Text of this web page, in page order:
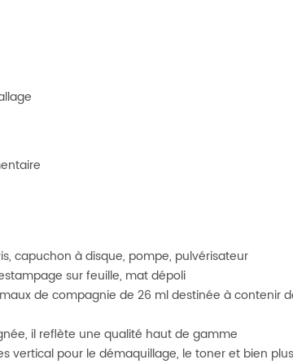
capuchon à disque, pompe, pulvérisateur
sur feuille, mat dépoli
de compagnie de 26 ml destinée à contenir
il reflète une qualité haut de gamme
vertical pour le démaquillage, le toner et bien plus